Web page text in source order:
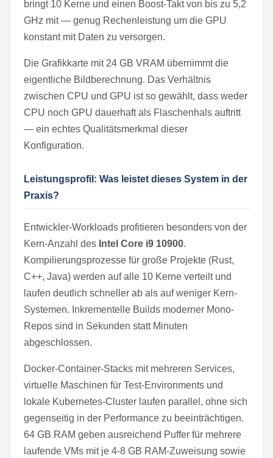
bringt 10 Kerne und einen Boost-Takt von bis zu 5,2
GHz mit — genug Rechenleistung um die GPU
konstant mit Daten zu versorgen.
Die Grafikkarte mit 24 GB VRAM übernimmt die
eigentliche Bildberechnung. Das Verhältnis
zwischen CPU und GPU ist so gewählt, dass weder
CPU noch GPU dauerhaft als Flaschenhals auftritt
— ein echtes Qualitätsmerkmal dieser
Konfiguration.
Leistungsprofil: Was leistet dieses System in der
Praxis?
Entwickler-Workloads profitieren besonders von der
Kern-Anzahl des Intel Core i9 10900.
Kompilierungsprozesse für große Projekte (Rust,
C++, Java) werden auf alle 10 Kerne verteilt und
laufen deutlich schneller ab als auf weniger Kern-
Systemen. Inkrementelle Builds moderner Mono-
Repos sind in Sekunden statt Minuten
abgeschlossen.
Docker-Container-Stacks mit mehreren Services,
virtuelle Maschinen für Test-Environments und
lokale Kubernetes-Cluster laufen parallel, ohne sich
gegenseitig in der Performance zu beeinträchtigen.
64 GB RAM geben ausreichend Puffer für mehrere
laufende VMs mit je 4-8 GB RAM-Zuweisung sowie